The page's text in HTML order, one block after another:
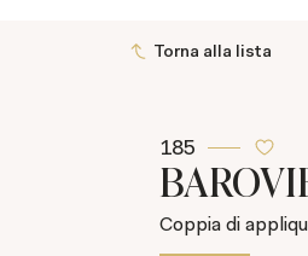
Torna alla lista
185
Coppia di